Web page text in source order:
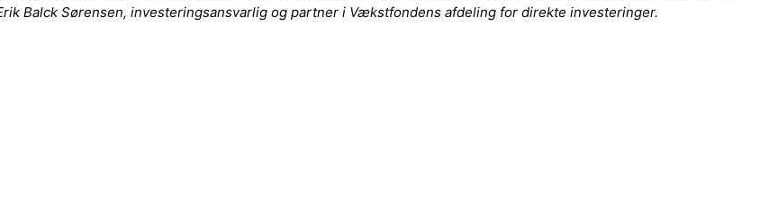
Balck Sørensen, investeringsansvarlig og partner i Vækstfondens afdeling for direkte investeringer.